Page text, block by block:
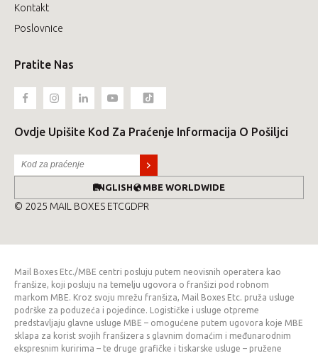
Kontakt
Poslovnice
Pratite Nas
Ovdje Upišite Kod Za Praćenje Informacija O Pošiljci
ENGLISH MBE WORLDWIDE
© 2025 MAIL BOXES ETCGDPR
Mail Boxes Etc./MBE centri posluju putem neovisnih operatera kao
franšize, koji posluju na temelju ugovora o franšizi pod robnom
markom MBE. Kroz svoju mrežu franšiza, Mail Boxes Etc. pruža usluge
podrške za poduzeća i pojedince. Logističke i usluge otpreme
predstavljaju glavne usluge MBE – omogućene putem ugovora koje MBE
sklapa za korist svojih franšizera s glavnim domaćim i međunarodnim
ekspresnim kuririma – te druge grafičke i tiskarske usluge – pružene